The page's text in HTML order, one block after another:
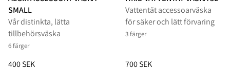
SMALL
Vår distinkta, lätta
tillbehörsväska
6 färger
Pris:400 SEK, sänkt från 400 SEK
400 SEK
Vattentät accessoarväska
för säker och lätt förvaring
3 färger
Pris:700 SEK, sänkt från 700
700 SEK